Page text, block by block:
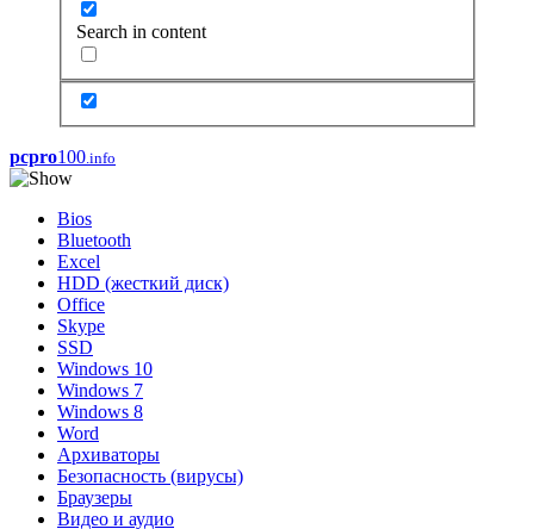
Search in content
pcpro100.info
Bios
Bluetooth
Excel
HDD (жесткий диск)
Office
Skype
SSD
Windows 10
Windows 7
Windows 8
Word
Архиваторы
Безопасность (вирусы)
Браузеры
Видео и аудио